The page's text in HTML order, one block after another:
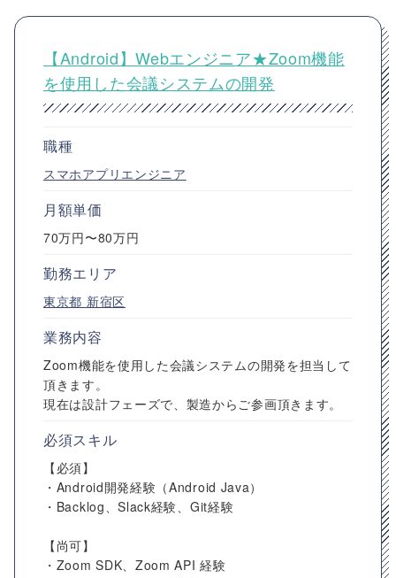
【Android】Webエンジニア★Zoom機能
を使用した会議システムの開発
職種
スマホアプリエンジニア
月額単価
70万円〜80万円
勤務エリア
東京都 新宿区
業務内容
Zoom機能を使用した会議システムの開発を担当して
頂きます。
現在は設計フェーズで、製造からご参画頂きます。
必須スキル
【必須】
・Android開発経験（Android Java）
・Backlog、Slack経験、Git経験
【尚可】
・Zoom SDK、Zoom API 経験